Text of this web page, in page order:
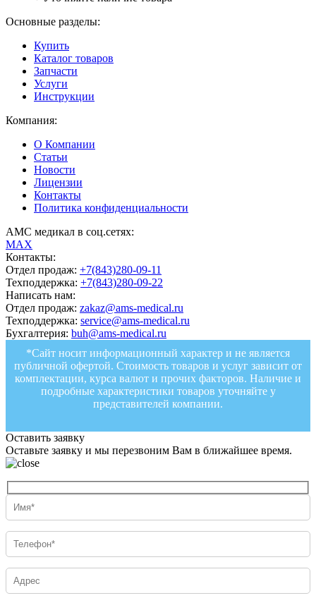
Основные разделы:
Купить
Каталог товаров
Запчасти
Услуги
Инструкции
Компания:
О Компании
Статьи
Новости
Лицензии
Контакты
Политика конфиденциальности
АМС медикал в соц.сетях:
MAX
Контакты:
Отдел продаж: +7(843)280-09-11
Техподдержка: +7(843)280-09-22
Написать нам:
Отдел продаж: zakaz@ams-medical.ru
Техподдержка: service@ams-medical.ru
Бухгалтерия: buh@ams-medical.ru
*Сайт носит информационный характер и не является
публичной офертой. Стоимость товаров и услуг зависит от
комплектации, курса валют и прочих факторов. Наличие и
подробные характеристики товаров уточняйте у
представителей компании.
Оставить заявку
Оставьте заявку и мы перезвоним Вам в ближайшее время.